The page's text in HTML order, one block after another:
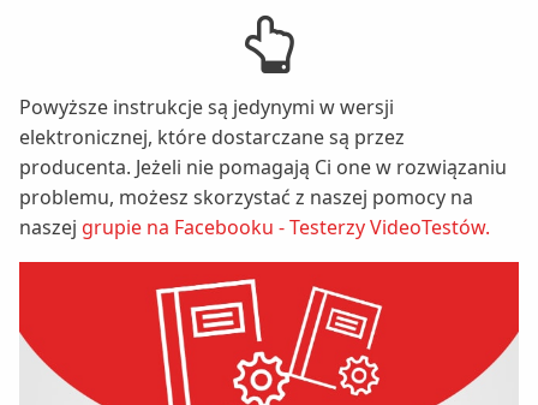
Powyższe instrukcje są jedynymi w wersji
elektronicznej, które dostarczane są przez
producenta. Jeżeli nie pomagają Ci one w rozwiązaniu
problemu, możesz skorzystać z naszej pomocy na
naszej grupie na Facebooku - Testerzy VideoTestów.